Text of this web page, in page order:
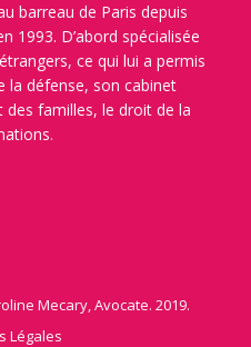
barreau de Paris depuis
1993. D’abord spécialisée
ce qui lui a permis
la défense, son cabinet
familles, le droit de la
Mecary, Avocate. 2019.
Légales